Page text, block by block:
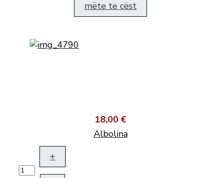
mëte te cëst
18,00 €
Albolina
+